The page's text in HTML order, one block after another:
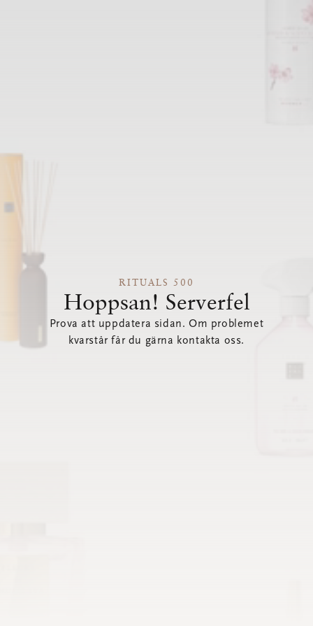
RITUALS 500
Hoppsan! Serverfel
Prova att uppdatera sidan. Om problemet
kvarstår får du gärna kontakta oss.